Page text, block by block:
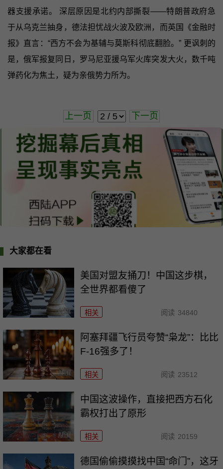
器支援承诺。 深层原因是北约内部撕裂——特朗普政府急
于从乌克兰抽身，德法担忧战火波及欧洲，而英国《金融时
报》直言：“西方不会为基辅与莫斯科彻底翻脸。” 更讽刺的
是，俄军报复同日，罗马尼亚援乌军火库突发大火，数千吨
弹药化为焦土，疑为亲俄势力所为。
上一页 下一页
大家都在看
美国对盟友捅刀！中国这步棋，
全世界都看傻了
相关 阅读 34840
阿塞拜疆飞行员夸赞“枭龙”：比比
F-16强多了！
相关 阅读 23512
中国这波操作，直接把西方石化
霸权打出了原形
相关 阅读 20159
德国偷偷摸摸找中国“命门”，这牙